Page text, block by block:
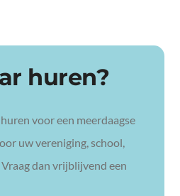
huren?
voor een meerdaagse
uw vereniging, school,
dan vrijblijvend een